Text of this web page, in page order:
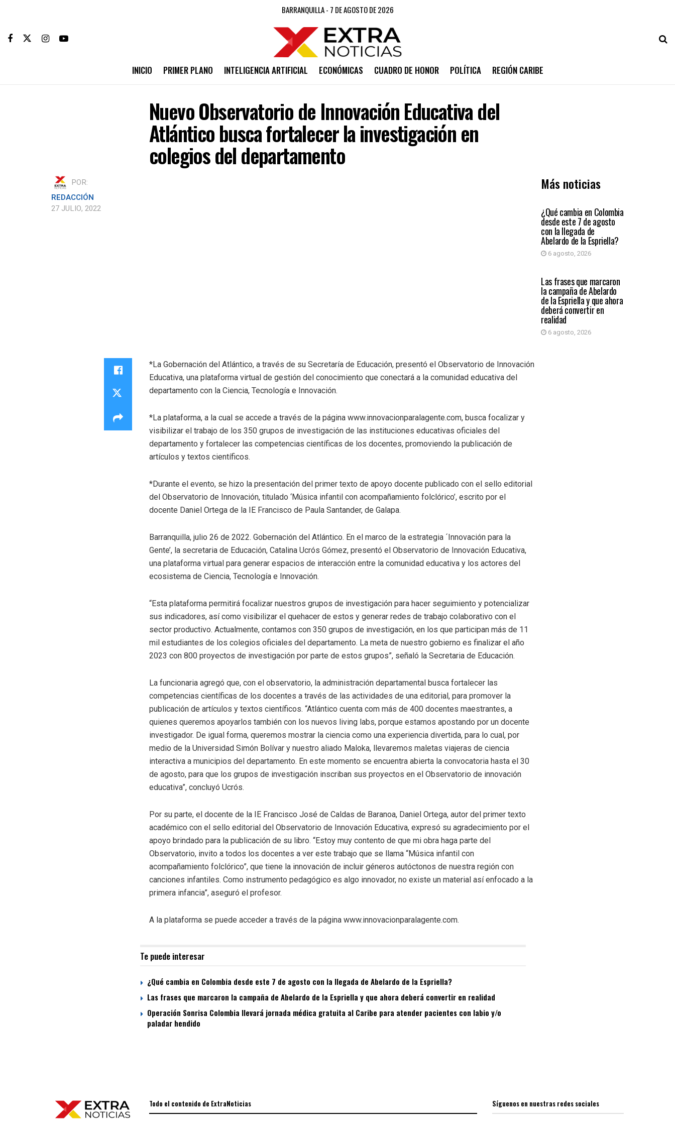
BARRANQUILLA - 7 DE AGOSTO DE 2026
INICIO PRIMER PLANO INTELIGENCIA ARTIFICIAL ECONÓMICAS CUADRO DE HONOR POLÍTICA REGIÓN CARIBE
Nuevo Observatorio de Innovación Educativa del
Atlántico busca fortalecer la investigación en
colegios del departamento
POR:
REDACCIÓN
27 JULIO, 2022
Más noticias
PRIMER PLANO
¿Qué cambia en Colombia
desde este 7 de agosto
con la llegada de
Abelardo de la Espriella?
6 agosto, 2026
PRIMER PLANO
Las frases que marcaron
la campaña de Abelardo
de la Espriella y que ahora
deberá convertir en
realidad
6 agosto, 2026
*La Gobernación del Atlántico, a través de su Secretaría de Educación, presentó el Observatorio de Innovación
Educativa, una plataforma virtual de gestión del conocimiento que conectará a la comunidad educativa del
departamento con la Ciencia, Tecnología e Innovación.
*La plataforma, a la cual se accede a través de la página www.innovacionparalagente.com, busca focalizar y
visibilizar el trabajo de los 350 grupos de investigación de las instituciones educativas oficiales del
departamento y fortalecer las competencias científicas de los docentes, promoviendo la publicación de
artículos y textos científicos.
*Durante el evento, se hizo la presentación del primer texto de apoyo docente publicado con el sello editorial
del Observatorio de Innovación, titulado ‘Música infantil con acompañamiento folclórico’, escrito por el
docente Daniel Ortega de la IE Francisco de Paula Santander, de Galapa.
Barranquilla, julio 26 de 2022. Gobernación del Atlántico. En el marco de la estrategia ´Innovación para la
Gente’, la secretaria de Educación, Catalina Ucrós Gómez, presentó el Observatorio de Innovación Educativa,
una plataforma virtual para generar espacios de interacción entre la comunidad educativa y los actores del
ecosistema de Ciencia, Tecnología e Innovación.
“Esta plataforma permitirá focalizar nuestros grupos de investigación para hacer seguimiento y potencializar
sus indicadores, así como visibilizar el quehacer de estos y generar redes de trabajo colaborativo con el
sector productivo. Actualmente, contamos con 350 grupos de investigación, en los que participan más de 11
mil estudiantes de los colegios oficiales del departamento. La meta de nuestro gobierno es finalizar el año
2023 con 800 proyectos de investigación por parte de estos grupos”, señaló la Secretaria de Educación.
La funcionaria agregó que, con el observatorio, la administración departamental busca fortalecer las
competencias científicas de los docentes a través de las actividades de una editorial, para promover la
publicación de artículos y textos científicos. “Atlántico cuenta com más de 400 docentes maestrantes, a
quienes queremos apoyarlos también con los nuevos living labs, porque estamos apostando por un docente
investigador. De igual forma, queremos mostrar la ciencia como una experiencia divertida, para lo cual, por
medio de la Universidad Simón Bolívar y nuestro aliado Maloka, llevaremos maletas viajeras de ciencia
interactiva a municipios del departamento. En este momento se encuentra abierta la convocatoria hasta el 30
de agosto, para que los grupos de investigación inscriban sus proyectos en el Observatorio de innovación
educativa”, concluyó Ucrós.
Por su parte, el docente de la IE Francisco José de Caldas de Baranoa, Daniel Ortega, autor del primer texto
académico con el sello editorial del Observatorio de Innovación Educativa, expresó su agradecimiento por el
apoyo brindado para la publicación de su libro. “Estoy muy contento de que mi obra haga parte del
Observatorio, invito a todos los docentes a ver este trabajo que se llama “Música infantil con
acompañamiento folclórico”, que tiene la innovación de incluir géneros autóctonos de nuestra región con
canciones infantiles. Como instrumento pedagógico es algo innovador, no existe un material así enfocado a la
primera infancia”, aseguró el profesor.
A la plataforma se puede acceder a través de la página www.innovacionparalagente.com.
Te puede interesar
¿Qué cambia en Colombia desde este 7 de agosto con la llegada de Abelardo de la Espriella?
Las frases que marcaron la campaña de Abelardo de la Espriella y que ahora deberá convertir en realidad
Operación Sonrisa Colombia llevará jornada médica gratuita al Caribe para atender pacientes con labio y/o
paladar hendido
Todo el contenido de ExtraNoticias Síguenos en nuestras redes sociales